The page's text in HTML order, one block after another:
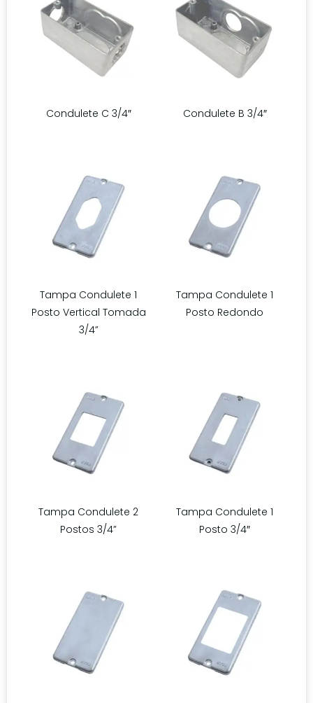
Condulete C 3/4″ Condulete B 3/4″
Tampa Condulete 1
Posto Vertical Tomada
3/4”
Tampa Condulete 1
Posto Redondo
Tampa Condulete 2
Postos 3/4”
Tampa Condulete 1
Posto 3/4″